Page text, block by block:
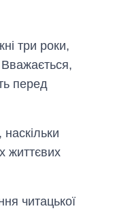
три роки,
перед
життєвих
читацької